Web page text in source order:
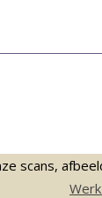
scans,